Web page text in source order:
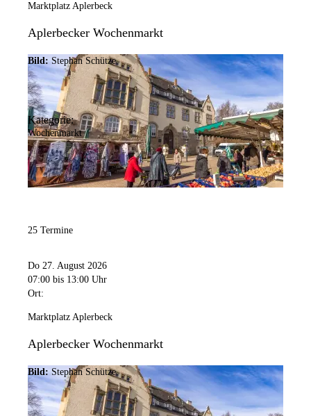
Marktplatz Aplerbeck
Aplerbecker Wochenmarkt
Bild: Stephan Schütze
Kategorie:
Wochenmarkt
25 Termine
Do 27. August 2026
07:00 bis 13:00 Uhr
Ort:
Marktplatz Aplerbeck
Aplerbecker Wochenmarkt
Bild: Stephan Schütze